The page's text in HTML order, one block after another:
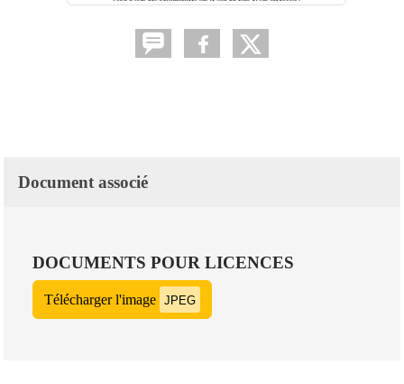
Document associé
DOCUMENTS POUR LICENCES
Télécharger l'image JPEG